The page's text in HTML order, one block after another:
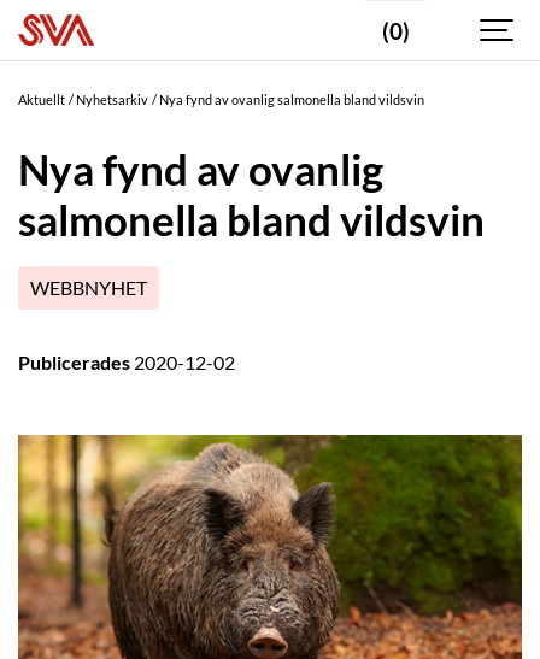
(0)
Aktuellt Nyhetsarkiv Nya fynd av ovanlig salmonella bland vildsvin
Nya fynd av ovanlig
salmonella bland vildsvin
WEBBNYHET
Publicerades 2020-12-02